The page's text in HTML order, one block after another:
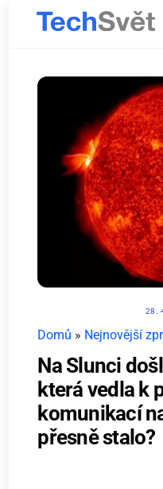
28.
Domů » Nejnovější
Na Slunci
která vedla k
komunikací
přesně stalo?